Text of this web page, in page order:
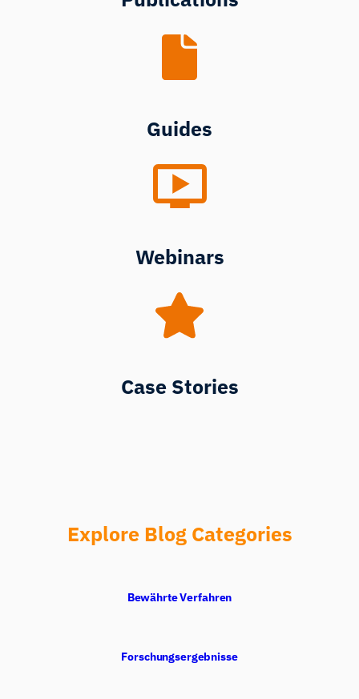
Guides
Webinars
Case Stories
Explore Blog Categories
Bewährte Verfahren
Forschungsergebnisse